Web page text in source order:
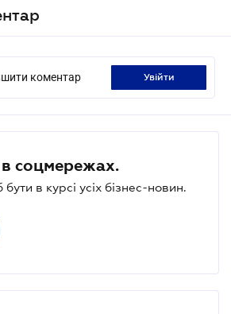
коментар увійти
соцмережах.
в курсі усіх бізнес-новин.